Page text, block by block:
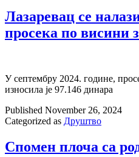
Лазаревац се
просека по висини
У септембру 2024. године,
износила је 97.146 динара
Published November 26, 2024
Categorized as Друштво
Спомен плоча са